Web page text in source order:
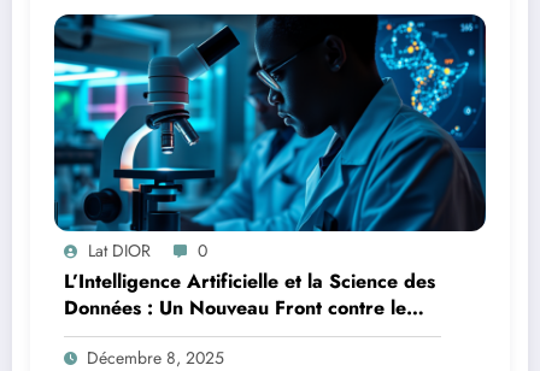
Lat DIOR 0
L’Intelligence Artificielle et la Science des
Données : Un Nouveau Front contre le
Paludisme en Afrique
Décembre 8, 2025